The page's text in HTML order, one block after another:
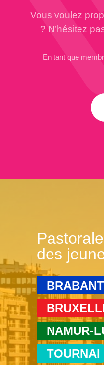
Vous voulez
? N’hésitez
En tant que
Pastorale
des
NAMUR-
TOURNAI